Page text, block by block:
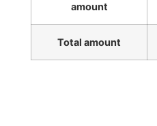
amount
Total amount